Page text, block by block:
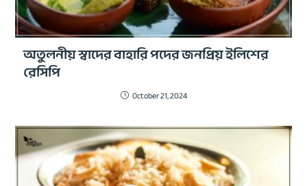
অতুলনীয় স্বাদের বাহারি পদের জনপ্রিয় ইলিশের
রেসিপি
October 21, 2024